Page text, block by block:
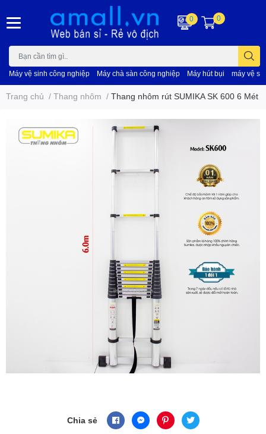
Máy vệ sinh công nghiệp Máy chà sàn công nghiệp Máy hút bụi máy vệ
0 0
Trang chủ / Thang nhôm / Thang nhôm rút SUMIKA SK 600 6 Mét
Chia sẻ